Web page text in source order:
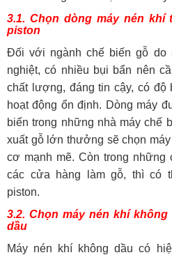
3.1. Chọn dòng máy nén
piston
Đối với ngành chế biến gỗ do
nghiệt, có nhiều bụi bẩn nên
chất lượng, đáng tin cậy, có độ
hoạt động ổn định. Dòng máy
biến trong những nhà máy chế
xuất gỗ lớn thưởng sẽ chọn
cơ mạnh mẽ. Còn trong
các cửa hàng làm gỗ, thì có
piston.
3.2. Chọn máy nén khí
dầu
Máy nén khí không dầu có